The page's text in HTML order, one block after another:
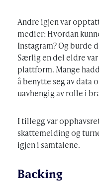
Andre igjen var
medier: Hvordan
Instagram? Og burde
Særlig en del eldre
plattform. Mange
å benytte seg av data
uavhengig av rolle i
I tillegg var
skattemelding og
igjen i samtalene.
Backing